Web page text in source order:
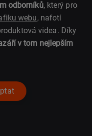
odborníků, který pro
webu, nafotí
videa. Díky
v tom nejlepším